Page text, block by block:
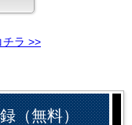
チラ >>
（無料）